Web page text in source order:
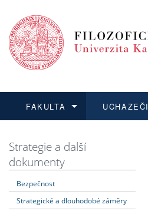
FAKULTA
Dozvědět se více
UCHAZEČI
Podat přihlášku
Dozvědět se více
Dozvědět se více
Dozvědět se více
Strategie a další
dokumenty
Bezpečnost
Strategické a dlouhodobé záměry